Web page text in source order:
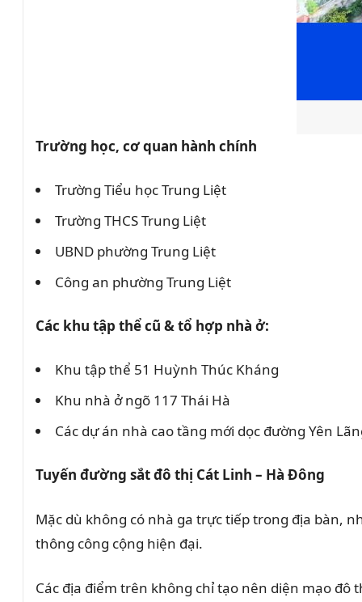
Trường học, cơ quan hành chính
Trường Tiểu học Trung Liệt
Trường THCS Trung Liệt
UBND phường Trung Liệt
Công an phường Trung Liệt
Các khu tập thể cũ & tổ hợp nhà ở:
Khu tập thể 51 Huỳnh Thúc Kháng
Khu nhà ở ngõ 117 Thái Hà
Các dự án nhà cao tầng mới dọc đường Yên
Tuyến đường sắt đô thị Cát Linh – Hà Đông
Mặc dù không có nhà ga trực tiếp trong địa bàn,
thông công cộng hiện đại.
Các địa điểm trên không chỉ tạo nên diện mạo